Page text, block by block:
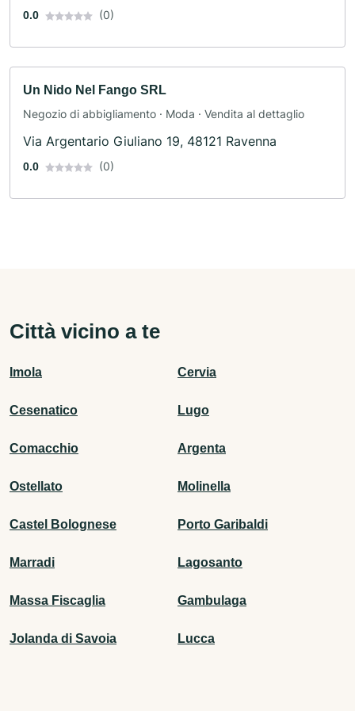
0.0 (0)
Un Nido Nel Fango SRL
Negozio di abbigliamento · Moda · Vendita al dettaglio
Via Argentario Giuliano 19, 48121 Ravenna
0.0 (0)
Città vicino a te
Imola Cervia
Cesenatico Lugo
Comacchio Argenta
Ostellato Molinella
Castel Bolognese Porto Garibaldi
Marradi Lagosanto
Massa Fiscaglia Gambulaga
Jolanda di Savoia Lucca